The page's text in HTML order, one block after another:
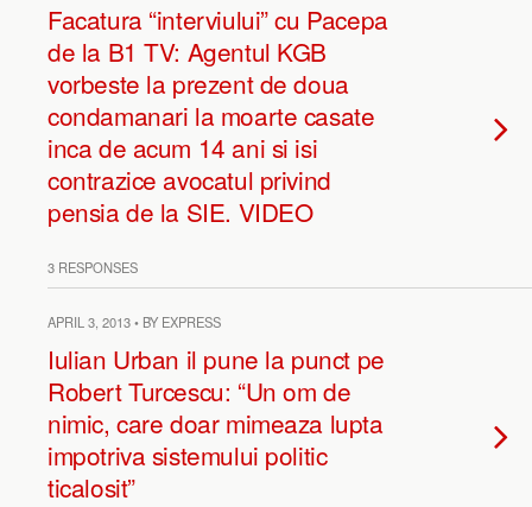
Facatura “interviului” cu Pacepa
de la B1 TV: Agentul KGB
vorbeste la prezent de doua
condamanari la moarte casate
inca de acum 14 ani si isi
contrazice avocatul privind
pensia de la SIE. VIDEO
3 RESPONSES
APRIL 3, 2013 • BY EXPRESS
Iulian Urban il pune la punct pe
Robert Turcescu: “Un om de
nimic, care doar mimeaza lupta
impotriva sistemului politic
ticalosit”